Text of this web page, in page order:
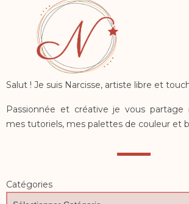
Salut ! Je suis Narcisse, artiste libre et
Passionnée et créative je vous partage
mes tutoriels, mes palettes de couleur et
Catégories